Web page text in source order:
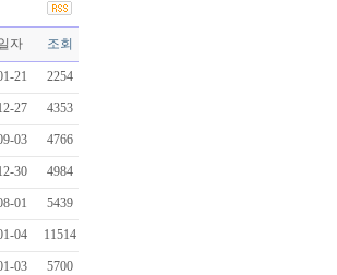
자 조회
21 2254
27 4353
03 4766
30 4984
01 5439
04 11514
03 5700